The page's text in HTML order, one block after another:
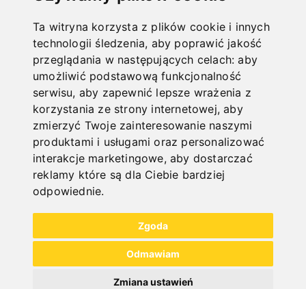
Ta witryna korzysta z plików cookie i innych
technologii śledzenia, aby poprawić jakość
przeglądania w następujących celach:aby
umożliwić podstawową funkcjonalność
serwisu, aby zapewnić lepsze wrażenia z
korzystania ze strony internetowej,aby
zmierzyć Twoje zainteresowanie naszymi
produktami i usługami oraz personalizować
interakcje marketingowe,aby dostarczać
reklamy które są dla Ciebie bardziej
odpowiednie.
Zgoda
Odmawiam
Zmiana ustawień
ONLINE
KATALOGE
NEW PRODUCTS